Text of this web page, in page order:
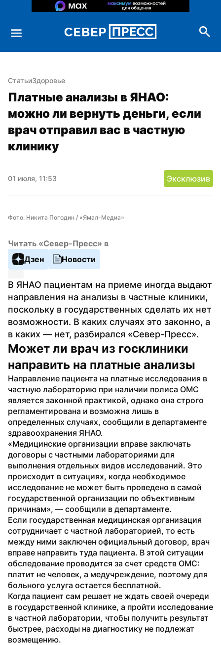
СтатьиЗдоровье
Платные анализы в ЯНАО:
можно ли вернуть деньги, если
врач отправил вас в частную
клинику
01 июля, 11:53 Эксклюзив
Фото: Никита Погодин / «Ямал-Медиа»
Читать «Север-Пресс» в
Дзен
Новости
В ЯНАО пациентам на приеме иногда выдают
направления на анализы в частные клиники,
поскольку в государственных сделать их нет
возможности. В каких случаях это законно, а
в каких — нет, разбирался «Север-Пресс».
Может ли врач из госклиники
направить на платные анализы
Направление пациента на платные исследования в
частную лабораторию при наличии полиса ОМС
является законной практикой, однако она строго
регламентирована и возможна лишь в
определенных случаях, сообщили в департаменте
здравоохранения ЯНАО.
«Медицинские организации вправе заключать
договоры с частными лабораториями для
выполнения отдельных видов исследований. Это
происходит в ситуациях, когда необходимое
исследование не может быть проведено в самой
государственной организации по объективным
причинам», — сообщили в департаменте.
Если государственная медицинская организация
сотрудничает с частной лабораторией, то есть
между ними заключен официальный договор, врач
вправе направить туда пациента. В этой ситуации
обследование проводится за счет средств ОМС:
платит не человек, а медучреждение, поэтому для
больного услуга остается бесплатной.
Когда пациент сам решает не ждать своей очереди
в государственной клинике, а пройти исследование
в частной лаборатории, чтобы получить результат
быстрее, расходы на диагностику не подлежат
возмещению.